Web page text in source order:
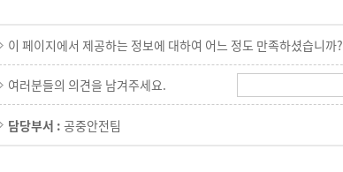
이 페이지에서 제공하는 정보에 대하여 어느 정도 만족하셨습니까?
여러분들의 의견을 남겨주세요.
담당부서 : 공중안전팀